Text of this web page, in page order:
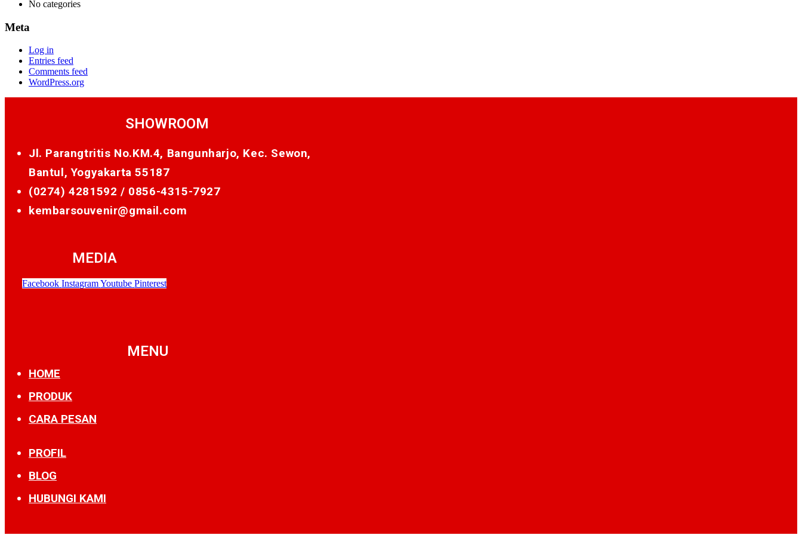
No categories
Meta
Log in
Entries feed
Comments feed
WordPress.org
SHOWROOM
Jl. Parangtritis No.KM.4, Bangunharjo, Kec. Sewon,
Bantul, Yogyakarta 55187
(0274) 4281592 / 0856-4315-7927
kembarsouvenir@gmail.com
MEDIA
Facebook Instagram Youtube Pinterest
MENU
HOME
PRODUK
CARA PESAN
PROFIL
BLOG
HUBUNGI KAMI